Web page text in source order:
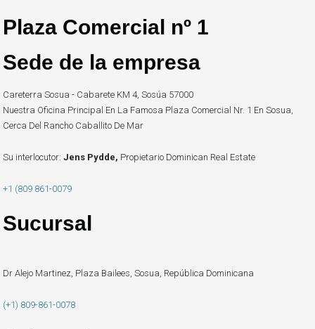
Plaza Comercial nº 1
Sede de la empresa
Careterra Sosua - Cabarete KM 4, Sosúa 57000
Nuestra Oficina Principal En La Famosa Plaza Comercial Nr. 1 En Sosua,
Cerca Del Rancho Caballito De Mar
Su interlocutor: Jens Pydde, Propietario Dominican Real Estate
+1 (809 861-0079
Sucursal
Dr Alejo Martinez, Plaza Bailees, Sosua, República Dominicana
(+1) 809-861-0078